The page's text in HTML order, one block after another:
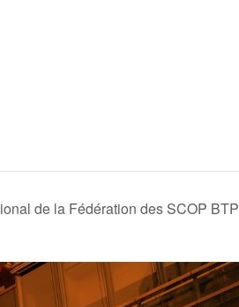
de la Fédération des SCOP BTP